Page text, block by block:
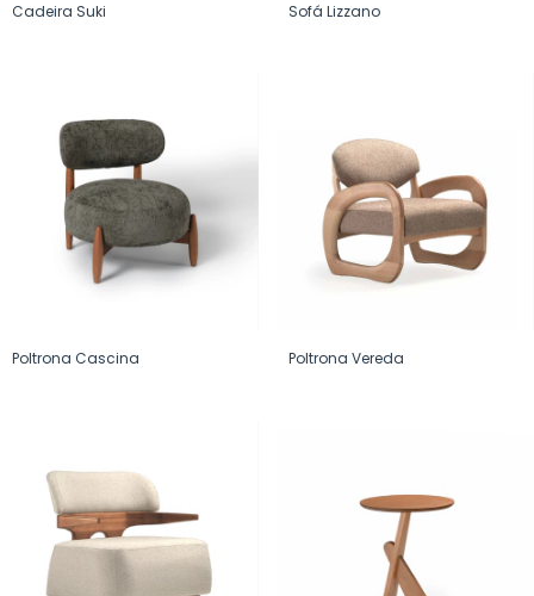
Cadeira Suki Sofá Lizzano
Poltrona Cascina Poltrona Vereda